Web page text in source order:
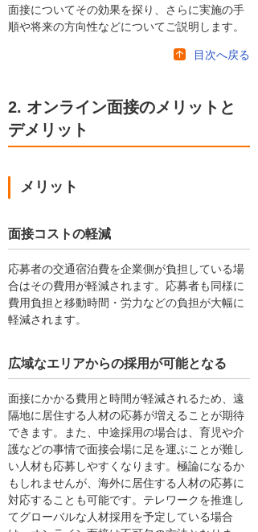
面接についてその効果を探り、さらに実施の手
順や将来の方向性などについてご説明します。
目次へ戻る
2. オンライン面接のメリットと
デメリット
メリット
面接コストの軽減
応募者の交通宿泊費を企業側が負担している場
合はその費用が軽減されます。応募者も同様に
費用負担と移動時間・労力などの負担が大幅に
軽減されます。
広域なエリアからの採用が可能となる
面接にかかる費用と時間が軽減されるため、遠
隔地に居住する人材の応募が増えることが期待
できます。また、中途採用の場合は、育児や介
護などの事情で面接会場に足を運ぶことが難し
い人材も応募しやすくなります。極論になるか
もしれませんが、海外に居住する人材の応募に
対応することも可能です。テレワークを推進し
てグローバルな人材採用を予定している場合